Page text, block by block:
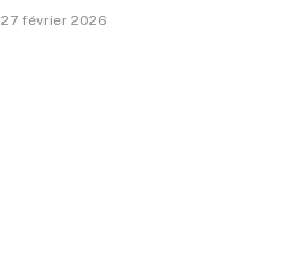
27 février 2026